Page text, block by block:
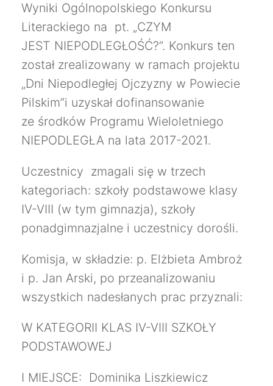
Wyniki Ogólnopolskiego Konkursu
Literackiego na pt. „CZYM
JEST NIEPODLEGŁOŚĆ?”. Konkurs ten
został zrealizowany w ramach projektu
„Dni Niepodległej Ojczyzny w Powiecie
Pilskim”i uzyskał dofinansowanie
ze środków Programu Wieloletniego
NIEPODLEGŁA na lata 2017-2021.
Uczestnicy zmagali się w trzech
kategoriach: szkoły podstawowe klasy
IV-VIII (w tym gimnazja), szkoły
ponadgimnazjalne i uczestnicy dorośli.
Komisja, w składzie: p. Elżbieta Ambroż
i p. Jan Arski, po przeanalizowaniu
wszystkich nadesłanych prac przyznali:
W KATEGORII KLAS IV-VIII SZKOŁY
PODSTAWOWEJ
I MIEJSCE: Dominika Liszkiewicz